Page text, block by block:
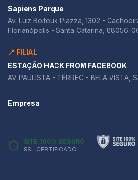
Sapiens Parque
Av. Luiz Boiteux Piazza, 1302 -
Florianópolis - Santa Catarina, 88056-
📍 FILIAL
ESTAÇÃO HACK FROM FACEBOOK
AV PAULISTA - TÉRREO - BELA VISTA,
Empresa
SITE 100% SEGURO
SSL CERTIFICADO